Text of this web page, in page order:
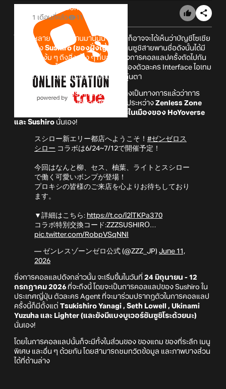
Online Station
1 เดือนที่แล้ว
11
ในช่วงหลาย ๆ วันที่ผ่านมานี้นั้น บางคนก็อาจจะได้เห็นว่าบัญชีโซเชีย
ลของทาง Sushiro (ของฝั่งญี่ปุ่น)
ร้านซูชิสายพานชื่อดังนั้นได้มี
การแอบแง้ม ๆ ถึงสิ่งต่าง ๆ ที่บอกใบ้ถึงการคอลแลปครั้งถัดไปกัน
เป็นครั้งคราว โดยก็มีตั้งแต่ แบงบู เงาของตัวละคร Interface ไอเทม
และอื่น ๆ ที่ชาวเกมเมอร์หลายคนรู้สึกคุ้นตา
ซึ่งในวันนี้ก็ได้มีการประกาศออกมาอย่างเป็นทางการแล้วว่าการ
คอลแลปครั้งต่อไปนั้นก็คือการคอลแลประหว่าง Zenless Zone
Zero เกมแอ็กชัน RPG แนวแฟนตาซีในเมืองของ HoYoverse
และ Sushiro นั่นเอง!
スシロー新エリー都店へようこそ！ #ゼンゼロス
シロー コラボは6/24~7/12で開催予定！
今回はなんと柳、セス、柚葉、ライトとスシロー
で働く可愛いボンプが登場！
プロキシの皆様のご来店を心よりお待ちしており
ます。
▼詳細はこちら: https://t.co/l2lTKPa370
コラボ特別交換コード:ZZZSUSHIRO…
pic.twitter.com/RobpVSqNNI
— ゼンレスゾーンゼロ公式 (@ZZZ_JP) June 11,
2026
ซึ่งการคอลแลปดังกล่าวนั้น จะเริ่มขึ้นในวันที่ 24 มิถุนายน - 12
กรกฎาคม 2026 ที่จะถึงนี้ โดยจะเป็นการคอลแลปของ Sushiro ใน
ประเทศญี่ปุ่น ตัวละคร Agent ที่จะมาร่วมปรากฎตัวในการคอลแลป
ครั้งนี้ก็มีตั้งแต่ Tsukishiro Yanagi , Seth Lowell , Ukinami
Yuzuha และ Lighter (และยังมีแบงบูเวอร์ชันซูชิโระด้วยนะ)
นั่นเอง!
โดยในการคอลแลปนั้นก็จะมีทั้งในส่วนของ ของแถม ของที่ระลึก เมนู
พิเศษ และอื่น ๆ ด้วยกัน โดยสามารถชมทวิตข้อมูล และภาพบางส่วน
ได้ที่ด้านล่าง